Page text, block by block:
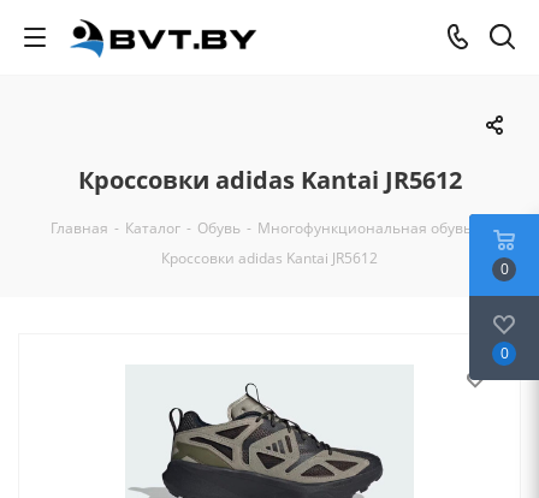
Кроссовки adidas Kantai JR5612
Главная - Каталог - Обувь - Многофункциональная обувь
Кроссовки adidas Kantai JR5612
0
0